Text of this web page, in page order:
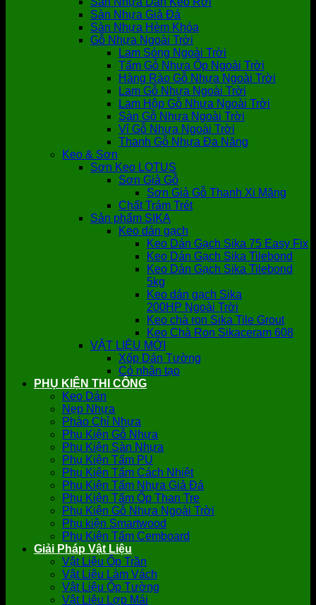
Sàn Nhựa Giả Đá
Sàn Nhựa Hèm Khóa
Gỗ Nhựa Ngoài Trời
Lam Sóng Ngoài Trời
Tấm Gỗ Nhựa Ốp Ngoài Trời
Hàng Rào Gỗ Nhựa Ngoài Trời
Lam Gỗ Nhựa Ngoài Trời
Lam Hộp Gỗ Nhựa Ngoài Trời
Sàn Gỗ Nhựa Ngoài Trời
Vỉ Gỗ Nhựa Ngoài Trời
Thanh Gỗ Nhựa Đa Năng
Keo & Sơn
Sơn Keo LOTUS
Sơn Giả Gỗ
Sơn Giả Gỗ Thanh Xi Măng
Chất Trám Trét
Sản phẩm SIKA
Keo dán gạch
Keo Dán Gạch Sika 75 Easy Fix
Keo Dán Gạch Sika Tilebond
Keo Dán Gạch Sika Tilebond
5kg
Keo dán gạch Sika
200HP Ngoài Trời
Keo chà ron Sika Tile Grout
Keo Chà Ron Sikaceram 608
VẬT LIỆU MỚI
Xốp Dán Tường
Cỏ nhân tạo
PHỤ KIỆN THI CÔNG
Keo Dán
Nẹp Nhựa
Phào Chỉ Nhựa
Phụ Kiện Gỗ Nhựa
Phụ Kiện Sàn Nhựa
Phụ Kiện Tấm PU
Phụ Kiện Tấm Cách Nhiệt
Phụ Kiện Tấm Nhựa Giả Đá
Phụ Kiện Tấm Ốp Than Tre
Phụ Kiện Gỗ Nhựa Ngoài Trời
Phụ kiện Smartwood
Phụ Kiện Tấm Cemboard
Giải Pháp Vật Liệu
Vật Liệu Ốp Trần
Vật Liệu Làm Vách
Vật Liệu Ốp Tường
Vật Liệu Lợp Mái